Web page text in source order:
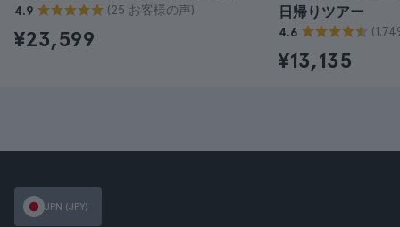
4.9 (25 お客様の声)
¥23,599
日帰りツアー
4.6
¥13,135
JPN (JPY)